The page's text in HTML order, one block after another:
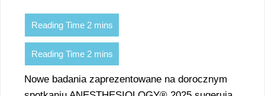
Nowe badania zaprezentowane na dorocznym